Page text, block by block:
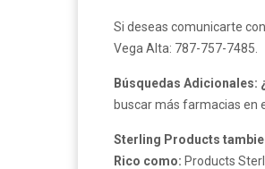
Si deseas comunicarte
Vega Alta: 787-757-7485.
Búsquedas Adicionales:
buscar más farmacias en
Sterling Products
Rico como: Products